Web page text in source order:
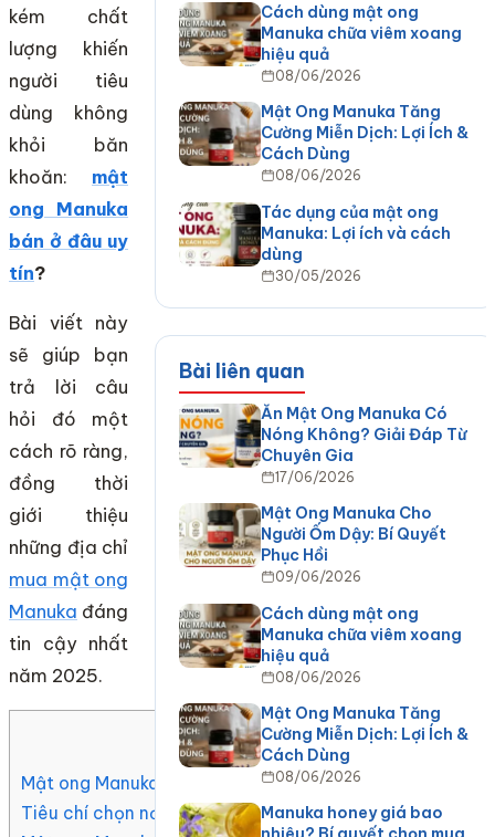
kém chất
lượng khiến
người tiêu
dùng không
khỏi băn
khoăn: mật
ong Manuka
bán ở đâu uy
tín?
Bài viết này
sẽ giúp bạn
trả lời câu
hỏi đó một
cách rõ ràng,
đồng thời
giới thiệu
những địa chỉ
mua mật ong
Manuka đáng
tin cậy nhất
năm 2025.
Mục Lục
Mật ong Manuka là gì và vì sao lại “hot”?
Tiêu chí chọn nơi bán mật ong Manuka uy tín
Cách dùng mật ong
Manuka chữa viêm xoang
hiệu quả
08/06/2026
Mật Ong Manuka Tăng
Cường Miễn Dịch: Lợi Ích &
Cách Dùng
08/06/2026
Tác dụng của mật ong
Manuka: Lợi ích và cách
dùng
30/05/2026
Bài liên quan
Ăn Mật Ong Manuka Có
Nóng Không? Giải Đáp Từ
Chuyên Gia
17/06/2026
Mật Ong Manuka Cho
Người Ốm Dậy: Bí Quyết
Phục Hồi
09/06/2026
Cách dùng mật ong
Manuka chữa viêm xoang
hiệu quả
08/06/2026
Mật Ong Manuka Tăng
Cường Miễn Dịch: Lợi Ích &
Cách Dùng
08/06/2026
Manuka honey giá bao